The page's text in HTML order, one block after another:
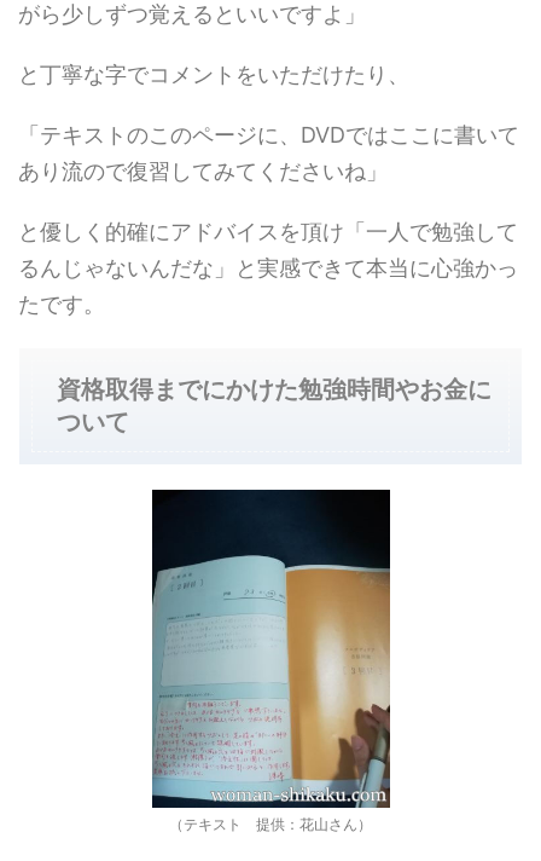
がら少しずつ覚えるといいですよ」
と丁寧な字でコメントをいただけたり、
「テキストのこのページに、DVDではここに書いて
あり流ので復習してみてくださいね」
と優しく的確にアドバイスを頂け「一人で勉強して
るんじゃないんだな」と実感できて本当に心強かっ
たです。
資格取得までにかけた勉強時間やお金に
ついて
（テキスト 提供：花山さん）